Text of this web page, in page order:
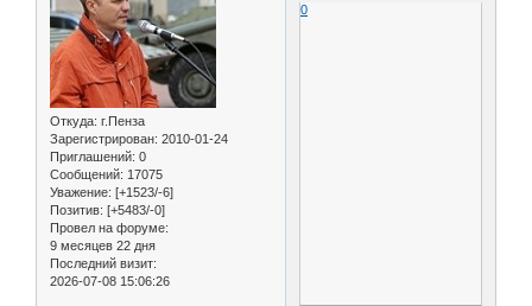
Откуда: г.Пенза
Зарегистрирован: 2010-01-24
Приглашений: 0
Сообщений: 17075
Уважение: [+1523/-6]
Позитив: [+5483/-0]
Провел на форуме:
9 месяцев 22 дня
Последний визит:
2026-07-08 15:06:26
0